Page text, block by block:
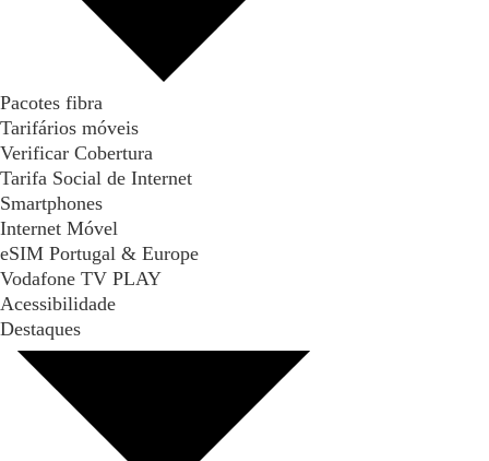
Pacotes fibra
Tarifários móveis
Verificar Cobertura
Tarifa Social de Internet
Smartphones
Internet Móvel
eSIM Portugal & Europe
Vodafone TV PLAY
Acessibilidade
Destaques